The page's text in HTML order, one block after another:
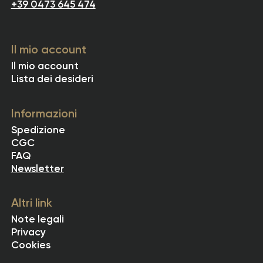
+39 0473 645 474
Il mio account
Il mio account
Lista dei desideri
Informazioni
Spedizione
CGC
FAQ
Newsletter
Altri link
Note legali
Privacy
Cookies